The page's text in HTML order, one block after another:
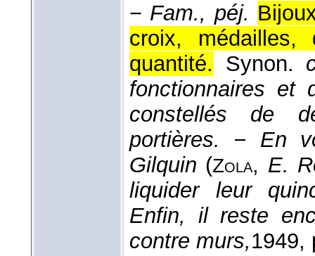
− Fam., péj.
croix, médailles,
quantité.
Synon.
fonctionnaires et
constellés de
portières. − En
Gilquin (Zola, E.
liquider leur
Enfin, il reste
contre murs,1949,